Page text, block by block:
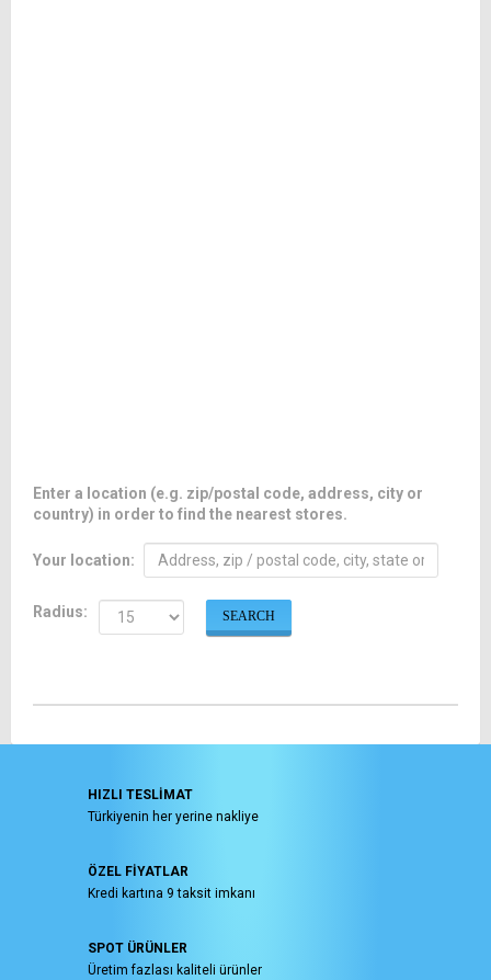
Enter a location (e.g. zip/postal code, address, city or
country) in order to find the nearest stores.
Your location:
Radius: SEARCH
HIZLI TESLİMAT
Türkiyenin her yerine nakliye
ÖZEL FİYATLAR
Kredi kartına 9 taksit imkanı
SPOT ÜRÜNLER
Üretim fazlası kaliteli ürünler